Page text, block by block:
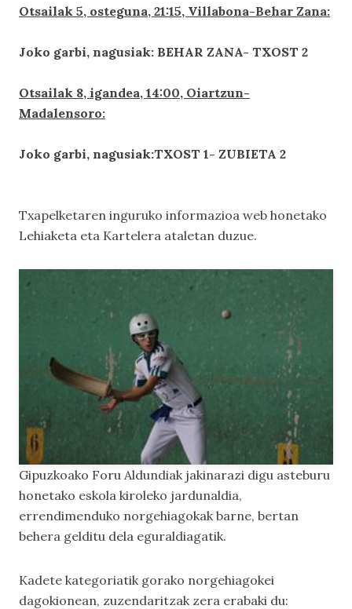
Otsailak 5, osteguna, 21:15, Villabona-Behar Zana:
Joko garbi, nagusiak: BEHAR ZANA- TXOST 2
Otsailak 8, igandea, 14:00, Oiartzun-
Madalensoro:
Joko garbi, nagusiak:TXOST 1- ZUBIETA 2
Txapelketaren inguruko informazioa web honetako
Lehiaketa eta Kartelera ataletan duzue.
Gipuzkoako Foru Aldundiak jakinarazi digu asteburu
honetako eskola kiroleko jardunaldia,
errendimenduko norgehiagokak barne, bertan
behera gelditu dela eguraldiagatik.
Kadete kategoriatik gorako norgehiagokei
dagokionean, zuzendaritzak zera erabaki du: